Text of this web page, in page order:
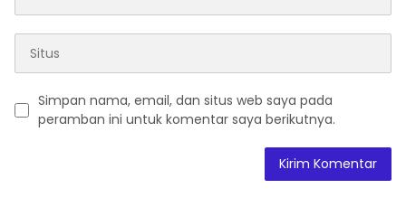
Simpan nama, email, dan situs web saya pada
peramban ini untuk komentar saya berikutnya.